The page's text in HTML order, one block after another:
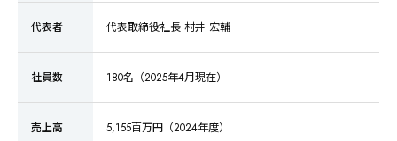
代表者 代表取締役社長 村井 宏輔
社員数 180名（2025年4月現在）
売上高 5,155百万円（2024年度）